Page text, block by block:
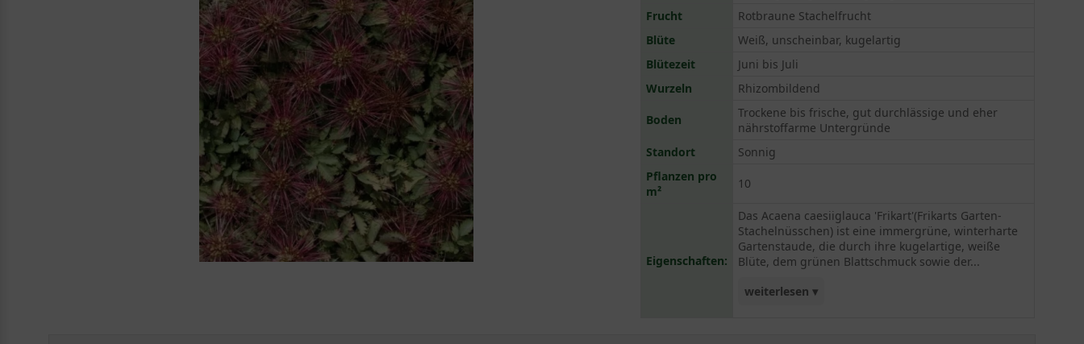
Frucht
Rotbraune Stachelfrucht
Blüte
Weiß, unscheinbar, kugelartig
Blütezeit
Juni bis Juli
Wurzeln
Rhizombildend
Boden
Trockene bis frische, gut durchlässige und eher
nährstoffarme Untergründe
Standort
Sonnig
Pflanzen pro
m²
10
Eigenschaften:
Das Acaena caesiiglauca 'Frikart'(Frikarts Garten-
Stachelnüsschen) ist eine immergrüne, winterharte
Gartenstaude, die durch ihre kugelartige, weiße
Blüte, dem grünen Blattschmuck sowie der...
weiterlesen ▾